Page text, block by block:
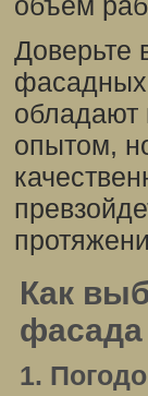
Доверьте
фасадных
обладают
опытом,
Как
фасада
1.